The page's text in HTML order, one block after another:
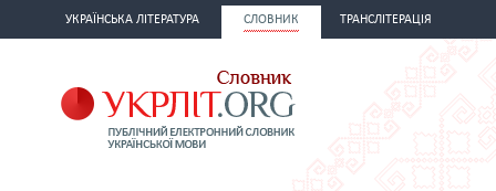
УКРАЇНСЬКА ЛІТЕРАТУРА СЛОВНИК ТРАНСЛІТЕРАЦІЯ